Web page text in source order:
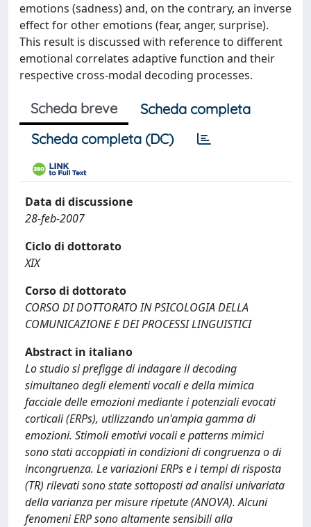
emotions (sadness) and, on the contrary, an inverse
effect for other emotions (fear, anger, surprise).
This result is discussed with reference to different
emotional correlates adaptive function and their
respective cross-modal decoding processes.
Scheda breve
Scheda completa
Scheda completa (DC)
Data di discussione
28-feb-2007
Ciclo di dottorato
XIX
Corso di dottorato
CORSO DI DOTTORATO IN PSICOLOGIA DELLA
COMUNICAZIONE E DEI PROCESSI LINGUISTICI
Abstract in italiano
Lo studio si prefigge di indagare il decoding
simultaneo degli elementi vocali e della mimica
facciale delle emozioni mediante i potenziali evocati
corticali (ERPs), utilizzando un'ampia gamma di
emozioni. Stimoli emotivi vocali e patterns mimici
sono stati accoppiati in condizioni di congruenza o di
incongruenza. Le variazioni ERPs e i tempi di risposta
(TR) rilevati sono state sottoposti ad analisi univariata
della varianza per misure ripetute (ANOVA). Alcuni
fenomeni ERP sono altamente sensibili alla